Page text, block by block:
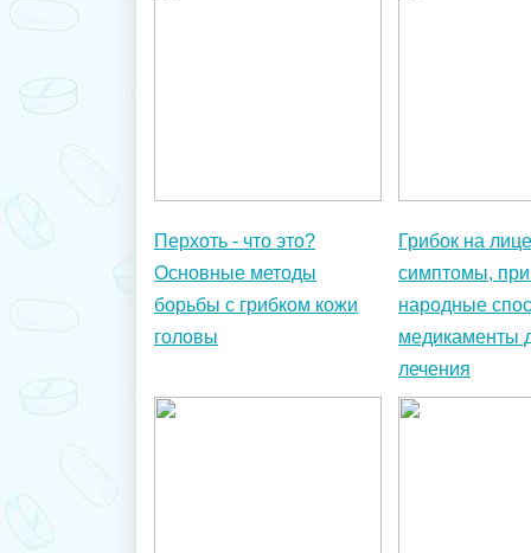
Перхоть - что это?
Основные методы
борьбы с грибком кожи
головы
Грибок на
симптомы,
народные
медикаменты
лечения